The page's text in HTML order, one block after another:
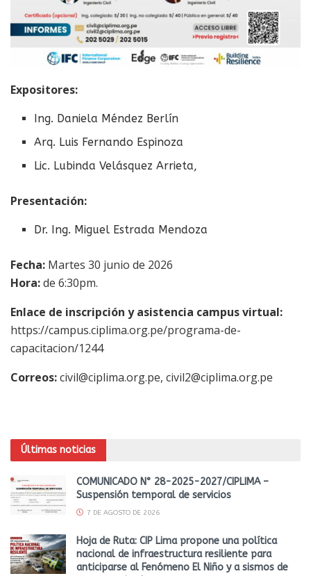
Expositores:
Ing. Daniela Méndez Berlín
Arq. Luis Fernando Espinoza
Lic. Lubinda Velásquez Arrieta,
Presentación:
Dr. Ing. Miguel Estrada Mendoza
Fecha: Martes 30 junio de 2026
Hora:de 6:30pm.
Enlace de inscripción y asistencia campus virtual:
https://campus.ciplima.org.pe/programa-de-
capacitacion/1244
Correos:civil@ciplima.org.pe, civil2@ciplima.org.pe
Últimas noticias
COMUNICADO N° 28-2025-2027/CIPLIMA –
Suspensión temporal de servicios
7 DE AGOSTO DE 2026
Hoja de Ruta: CIP Lima propone una política
nacional de infraestructura resiliente para
anticiparse al Fenómeno El Niño y a sismos de